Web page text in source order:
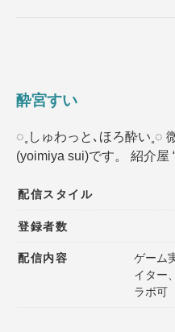
酔宮すい
◌˳しゅわっと､ほろ酔い˳◌
(yoimiya sui)です。 紹介屋
配信スタイル
登録者数
配信内容
ゲーム
イター
ラボ可